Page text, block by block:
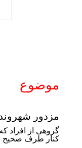
موضوع
مزدور
گروهی از افراد
کنار طرف صحیح